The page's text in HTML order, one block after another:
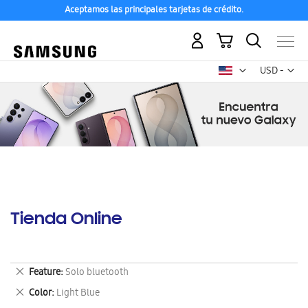
Aceptamos las principales tarjetas de crédito.
USD -
dólar
Mi carrito
Tienda Online
Feature Solo bluetooth
Eliminar
este
artículo
Color Light Blue
Eliminar